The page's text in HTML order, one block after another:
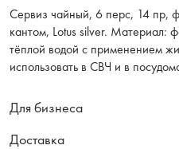
Сервиз чайный, 6 перс, 14 пр,
кантом, Lotus silver. Материал:
тёплой водой с применением
использовать в СВЧ и в
Для бизнеса
Доставка